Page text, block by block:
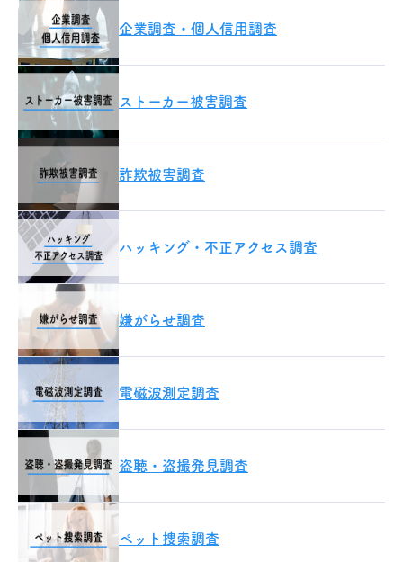
企業調査・個人信用調査
ストーカー被害調査
詐欺被害調査
ハッキング・不正アクセス調査
嫌がらせ調査
電磁波測定調査
盗聴・盗撮発見調査
ペット捜索調査